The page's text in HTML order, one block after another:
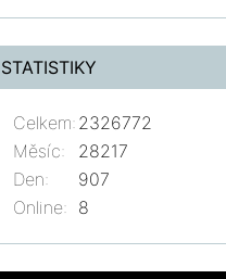
STATISTIKY
Online: 8
Celkem: 2326772
Měsíc:
28217
Den:
907